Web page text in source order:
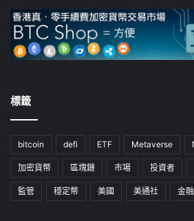
標籤
bitcoin defi ETF Metaverse
加密貨幣 區塊鏈 市場 投資者
監管 穩定幣 美國 美通社 金